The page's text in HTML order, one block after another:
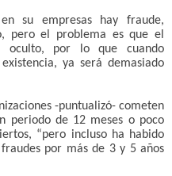
su empresas hay fraude,
pero el problema es que el
oculto, por lo que cuando
ya será demasiado
-puntualizó- cometen
periodo de 12 meses o poco
“pero incluso ha habido
por más de 3 y 5 años